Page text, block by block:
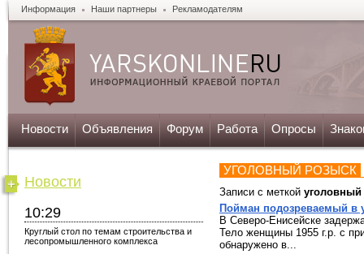
Информация Наши партнеры Рекламодателям
Новости Объявления Форум Работа Опросы
Новости
10:29
Круглый стол по темам строительства и
лесопромышленного комплекса
УГОЛОВНЫЙ РОЗЫСК
Записи с меткой
Пойман подозреваемый в
В Северо-Енисейске
Тело женщины 1955 г.р. с
обнаружено в...